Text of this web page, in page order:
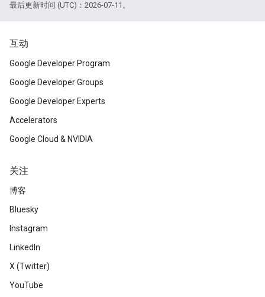
最后更新时间 (UTC)：2026-07-11。
互动
Google Developer Program
Google Developer Groups
Google Developer Experts
Accelerators
Google Cloud & NVIDIA
关注
博客
Bluesky
Instagram
LinkedIn
X (Twitter)
YouTube